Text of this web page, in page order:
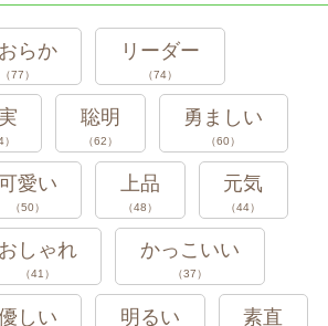
らか
（77）
リーダー
（74）
）
聡明
（62）
勇ましい
（60）
愛い
（50）
上品
（48）
元気
（44）
おしゃれ
（41）
かっこいい
（37）
しい 明るい 素直